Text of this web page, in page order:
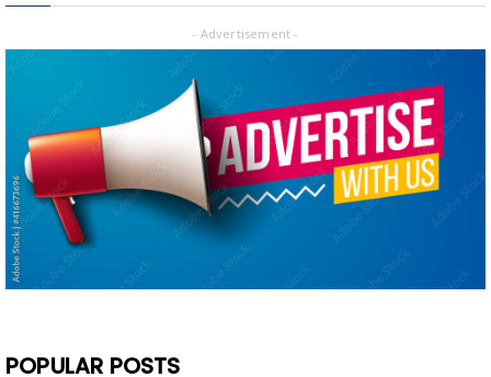
- Advertisement -
POPULAR POSTS